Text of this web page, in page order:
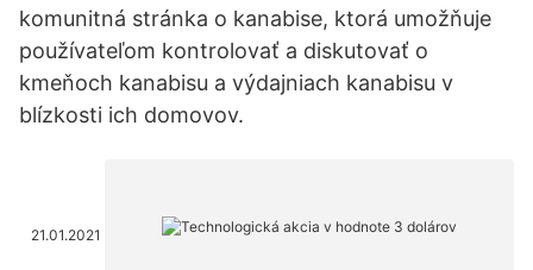
komunitná stránka o kanabise, ktorá umožňuje
používateľom kontrolovať a diskutovať o
kmeňoch kanabisu a výdajniach kanabisu v
blízkosti ich domovov.
21.01.2021